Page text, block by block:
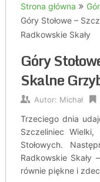
Strona główna
Góry Stołowe –
Radkowskie Skały
Góry
Skalne
Autor: Michał
Trzeciego dnia
Szczeliniec
Stołowych.
Radkowskie Skały
równie piękne i